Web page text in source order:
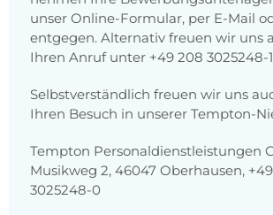
unser Online-Formular, per E-Mail
entgegen. Alternativ freuen wir uns
Ihren Anruf unter +49 208 3025248-
Selbstverständlich freuen wir uns
Ihren Besuch in unserer Tempton-
Tempton Personaldienstleistungen
Musikweg 2, 46047 Oberhausen,
3025248-0